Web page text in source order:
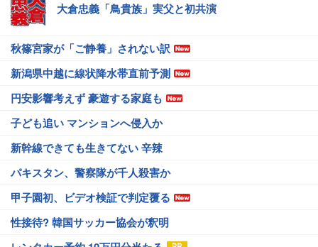
大倉忠義「鳥貴族」実父と初共演
秋篠宮家が「ご静養」されない訳
新潟県中越に線状降水帯直前予測
円安影響考えず 豪遊する家庭も
子ども追い マンションへ侵入か
新幹線できても生きてない 辛辣
パキスタン、警察隊が千人殺害か
甲子園初、ビデオ検証で判定覆る
性接待? 韓国サッカー協会が釈明